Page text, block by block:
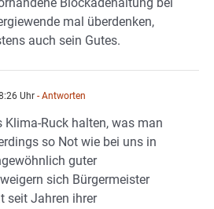
mal überdenken,
auch sein Gutes.
Uhr - Antworten
Klima-Ruck halten, was man
so Not wie bei uns in
guter
sich Bürgermeister
seit Jahren ihrer